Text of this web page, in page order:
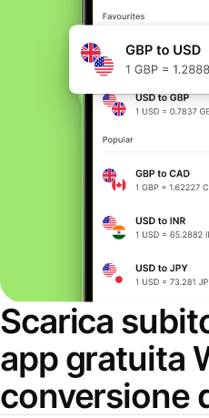
Scarica
app gratuita
conversione